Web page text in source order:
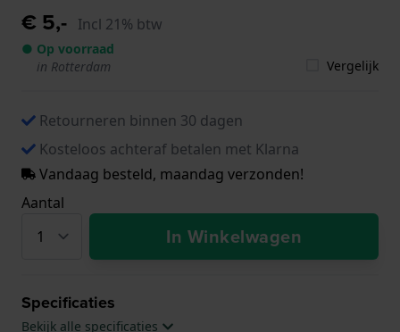
€ 5,- Incl 21% btw
● Op voorraad
in Rotterdam
Vergelijk
Retourneren binnen 30 dagen
Kosteloos achteraf betalen met Klarna
Vandaag besteld, maandag verzonden!
Aantal
In Winkelwagen
Specificaties
Bekijk alle specificaties